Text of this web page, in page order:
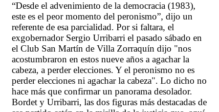
“Desde el advenimiento de la democracia (1983),
este es el peor momento del peronismo”, dijo un
referente de esa parcialidad. Por si faltara, el
exgobernador Sergio Urribarri el pasado sábado en
el Club San Martín de Villa Zorraquín dijo "nos
acostumbraron en estos nueve años a agachar la
cabeza, a perder elecciones. Y el peronismo no es
perder elecciones ni agachar la cabeza". Lo dicho no
hace más que confirmar un panorama desolador.
Bordet y Urribarri, las dos figuras más destacadas de